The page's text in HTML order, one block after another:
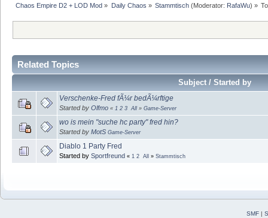
Chaos Empire D2 + LOD Mod » Daily Chaos » Stammtisch(Moderator: RafaWu) »
Related Topics
Subject / Started by
Verschenke-Fred fÃ¼r bedÃ¼rftige
Started by Olfmo « 1 2 3 All » Game-Server
wo is mein "suche hc party" fred hin?
Started by MotS Game-Server
Diablo 1 Party Fred
Started by Sportfreund « 1 2 All » Stammtisch
SMF|